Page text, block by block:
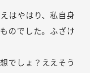
はやはり、私自身
のでした。ふざけ
でしょ？ええそう